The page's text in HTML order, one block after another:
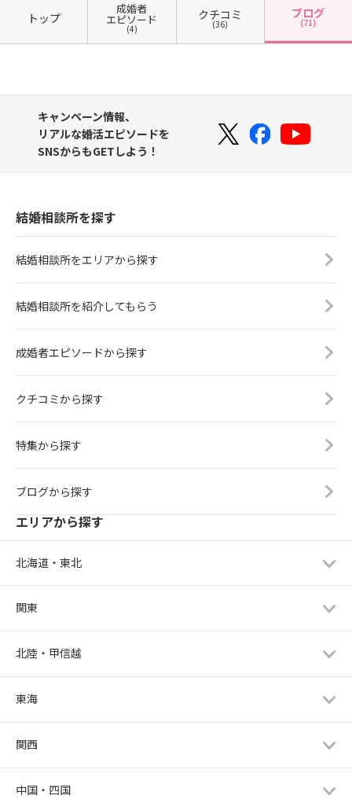
トップ
成婚者
エピソード
(4)
クチコミ
(36)
ブログ
(71)
キャンペーン情報、
リアルな婚活エピソードを
SNSからもGETしよう！
結婚相談所を探す
結婚相談所をエリアから探す
結婚相談所を紹介してもらう
成婚者エピソードから探す
クチコミから探す
特集から探す
ブログから探す
エリアから探す
北海道・東北
関東
北陸・甲信越
東海
関西
中国・四国